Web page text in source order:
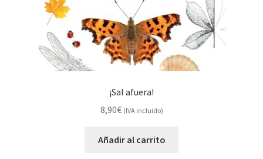
¡Sal afuera!
8,90€ (IVA incluido)
Añadir al carrito